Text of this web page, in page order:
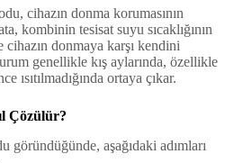
cihazın donma korumasının
kombinin tesisat suyu sıcaklığının
cihazın donmaya karşı kendini
genellikle kış aylarında, özellikle
ortaya çıkar.
Çözülür?
aşağıdaki adımları